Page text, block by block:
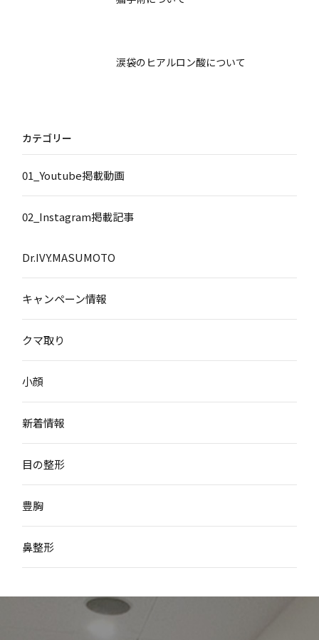
涙袋のヒアルロン酸について
カテゴリー
01_Youtube掲載動画
02_Instagram掲載記事
Dr.IVY.MASUMOTO
キャンペーン情報
クマ取り
小顔
新着情報
目の整形
豊胸
鼻整形